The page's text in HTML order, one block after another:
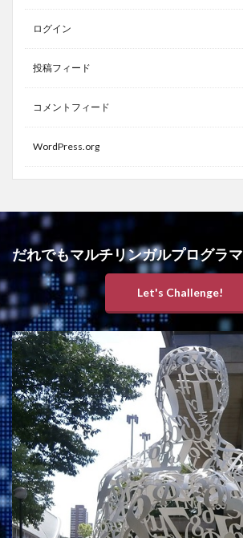
ログイン
投稿フィード
コメントフィード
WordPress.org
だれでもマルチリンガルプログラマ
Let's Challenge!